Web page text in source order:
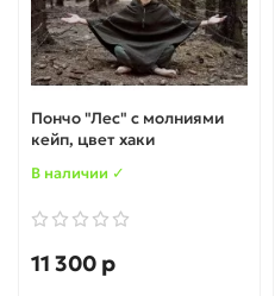
Пончо "Лес" с молниями
кейп, цвет хаки
В наличии ✓
11 300 р